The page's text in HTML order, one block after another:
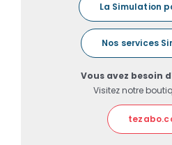
La Simulation
Nos services
Vous avez besoin
Visitez notre